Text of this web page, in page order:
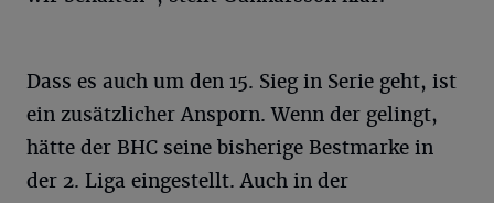
Dass es auch um den 15. Sieg in Serie geht, ist
ein zusätzlicher Ansporn. Wenn der gelingt,
hätte der BHC seine bisherige Bestmarke in
der 2. Liga eingestellt. Auch in der